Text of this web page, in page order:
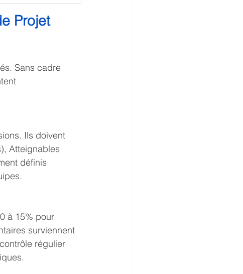
Projet
Sans cadre
Ils doivent
Atteignables
définis
à 15% pour
surviennent
régulier